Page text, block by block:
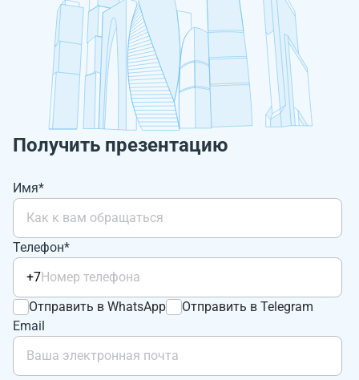
Получить презентацию
Имя*
Телефон*
+7
Отправить в WhatsApp
Отправить в Telegram
Email